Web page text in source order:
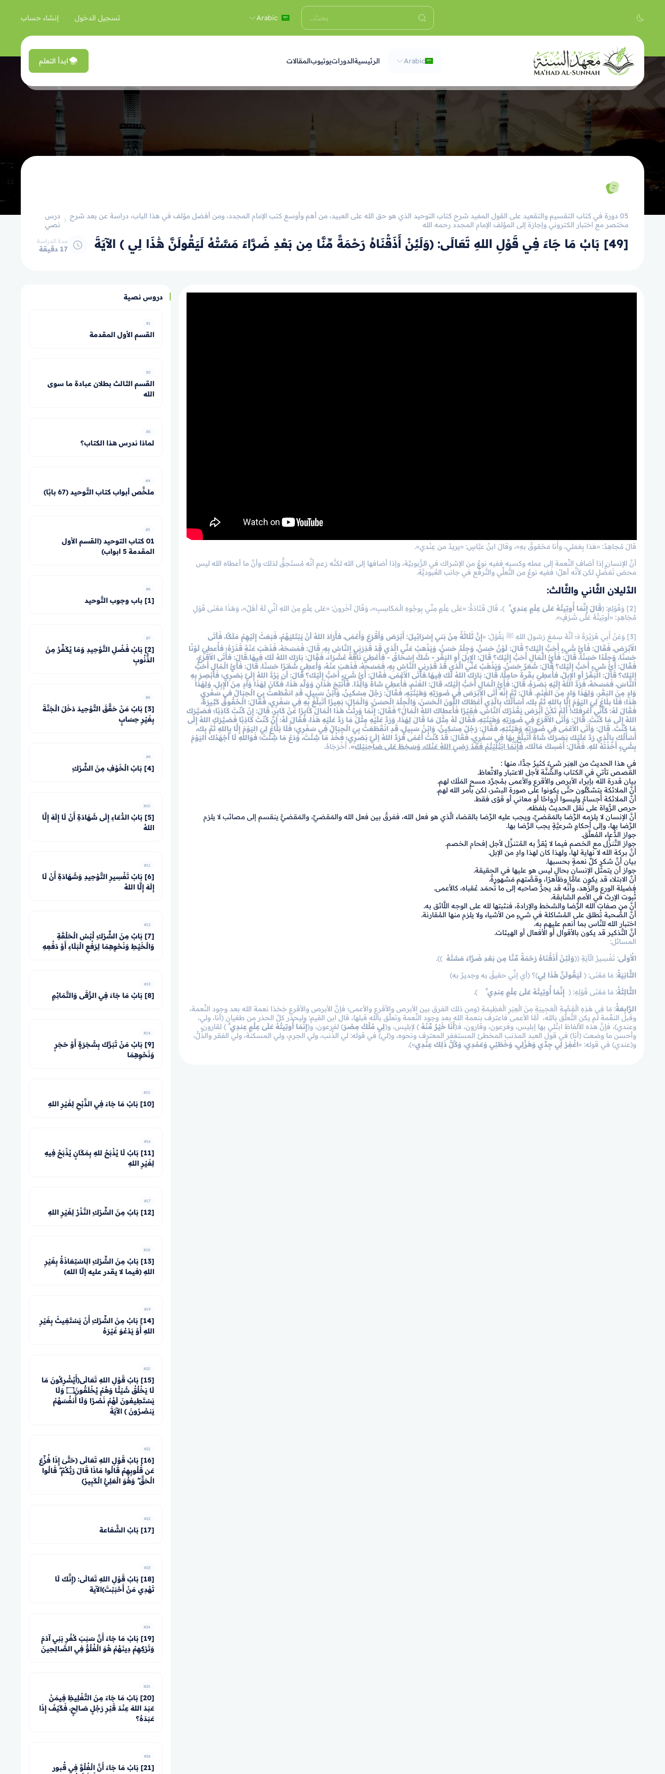
Arabic تسجيل الدخول إنشاء حساب
Arabic الرئيسيةالدوراتيوتيوبالمقالات ابدأ التعلم
05 دورة في كتاب التقسيم والتقعيد على القول المفيد شرح كتاب التوحيد الذي هو حق الله على العبيد، من أهم وأوسع كتب الإمام المجدد، ومن أفضل مؤلف في هذا الباب، دراسة عن بعد شرح
مختصر مع اختبار الكتروني وإجازة إلى المؤلف الإمام المجدد رحمه الله
درس
نصي
[49] بَابُ مَا جَاءَ فِي قَوْلِ اللهِ تَعَالَى: ﴿وَلَئِنْ أَذَقْنَاهُ رَحْمَةً مِّنَّا مِن بَعْدِ ضَرَّاءَ مَسَّتْهُ لَيَقُولَنَّ هَٰذَا لِي ﴾ الآيَةَ مدة الدراسة
17 دقيقة
قالَ مُجاهِدٌ: «هٰذا بِعَمَلي، وأَنا مَحْقوقٌ بهِ»، وقالَ ابنُ عبَّاسٍ: «يريدُ من عِنْدي».
أنَّ الإنسان إذا أضاف النِّعمة إلى عمله وكسبه ففيه نوعٌ من الإشراك في الرُّبوبيَّة، وإذا أضافها إلى الله لكنَّه زعم أنَّه مُستَحِقٌّ لذلك وأنَّ ما أعطاه الله ليس
محض تَفضُّلٍ لكن لأنَّه أهلٌ؛ ففيه نوعٌ من التَّعلِّي والتَّرفُّع في جانب العُبوديَّة.
الدَّليلان الثَّاني والثَّالث:
[2] وَقَوْلِهِ: ﴿قَالَ إِنَّمَا أُوتِيتُهُ عَلَىٰ عِلْمٍ عِندِي ۚ ﴾، قَالَ قَتَادَةُ: «عَلَى عِلْمٍ مِنِّي بِوجُوهِ الْـمَكَاسِبِ»، وَقَالَ آخَرونَ: «عَلى عِلْمٍ مِنَ اللهِ أنِّي لَهُ أهْلٌ»، وَهَذَا مَعْنَى قَوْلِ
مُجَاهِدٍ: «أُوتِيتُهُ عَلَى شَرَفٍ».
[3] وَعَنْ أَبي هُرَيْرَةَ ﭬ؛ أنَّهُ سِمَعَ رَسُولَ اللهِ ﷺ يَقُوْلُ: «
إِنَّ ثَلَاثَةً مِنْ بَني إِسْرَائِيلَ: أَبْرَصَ وَأَقْرَعَ وَأَعْمَى، فأَرَادَ اللهُ أنْ يَبْتَليَهُمْ، فَبَعَثَ إِلَيْهِمْ مَلَكًا، فَأتَى
الأَبْرَصَ، فَقَالَ: فَأيُّ شَيءٍ أَحَبُّ إِلَيْكَ؟ قَالَ: لَوْنٌ حَسَنٌ، وَجِلْدٌ حَسَنٌ، وَيَذْهبُ عَنِّي الَّذي قَدْ قَذِرَنِي النَّاسُ بِهِ، قَالَ: فَمَسَحَهُ، فَذَهَبَ عَنْهُ قَذَرُهُ؛ فأُعطيَ لَوْنًا
حَسَنًا، وَجِلْدًا حَسَنًا، قَالَ: فَأَيُّ الْـمَالِ أَحَبُّ إِلَيْكَ؟ قَالَ: الإِبِلَ أَوِ البَقَر - شَكَّ إِسْحَاقُ - فأُعْطِيَ نَاقَةً عُشَـرَاءَ، فَقَالَ: بَارَكَ اللهُ لَكَ فِيهَا.قَالَ: فأَتَى الأَقْرَعَ،
فَقَالَ: أَيُّ شيءٍ أَحَبُّ إِلَيْكَ؟ قَالَ: شَعَرٌ حَسَنٌ، وَيَذْهَبُ عَنِّي الَّذي قَدْ قَذِرنِي النَّاسُ بِهِ، فَمَسَحهُ، فَذَهبَ عنْهُ، وَأُعطِـيَ شَعْـَـرًا حَسَنًا، قَالَ: فَأيُّ الْـمَالِ أَحَبُّ
إِليْكَ؟ قَالَ: البَقَرُ أوِ الإِبِلُ، فأُعطِيَ بقَرةً حامِلًا، قَالَ: بَارَكَ اللهُ لَكَ فِيهَا.فأَتَى الأَعْمَى، فَقَالَ: أَيُّ شَيْءٍ أَحَبُّ إِلَيْكَ؟ قالَ: أن يَرُدَّ اللهُ إِلَيَّ بَصَرِي؛ فَأُبْصِرَ بِهِ
النَّاسَ، فَمَسَحَهُ، فَرَدَّ اللهُ إِلَيْهِ بَصَرَهُ، قَالَ: فَأَيُّ الْـمَالِ أَحَبُّ إِلَيْكَ، قالَ: الغَنَم، فأُعطِيَ شاةً وَالِدًا. فأُنْتِجَ هَذَانِ وَوَلَّد هَذَا، فَكَانَ لِهَذَا وَادٍ مِنَ الإِبِلِ، وَلِهَذَا
وَادٍ مِنَ البَقَرِ، وَلِهَذَا وَادٍ مِنَ الغَنَمِ. قَالَ: ثُمَّ إِنَّه أَتَى الأَبْرَصَ فِي صُورَتِهِ وَهَيْئَتِهِ، فَقَالَ: رَجُلٌ مِسْكينٌ، وَابْنُ سَبيلٍ، قَدِ انقَطَعتْ بِيَ الْحِبَالُ في سَفَريِ
هَذَا؛ فَلَا بلَاغَ لِيَ اليَوْمَ إِلَّا بِاللهِ ثُمَّ بكَ، أَسْأَلُكَ بِالَّذِي أَعْطَاكَ اللَّونَ الْـحَسَنَ، وَالْجِلْدَ الْحسَنَ، وَالْـمَالَ؛ بَعِيرًا أتَبلَّغُ بِهِ فِي سَفَرِي، فَقَالَ: الْـحُقُوقُ كَثِيرَةٌ،
فَقَالَ لَهُ: كَأَنِّي أَعْرِفُكَ! أَلَمْ تَكُنْ أبْرَصَ يَقْذَرُكَ النَّاسُ، فَقِيْرًا فَأَعطاكَ اللهُ الْـمَالَ؟ فَقَالَ: إِنَّمَا وَرِثْتُ هَذَا الْـمَالَ كَابِرًا عَنْ كَابِرٍ، قَالَ: إِنْ كُنْتَ كَاذِبًا؛ فَصَيَّرَكَ
اللهُ إِلَى مَا كُنْتَ. قَالَ: وَأَتَى الأَقْرَعَ فِي صُورَتِهِ وَهَيْئَتِهِ، فَقَالَ لَهُ مِثْلَ مَا قَالَ لِهَذَا، وَرَدَّ عَلَيْهِ مِثْلَ مَا رَدَّ عَلَيْهِ هَذَا، فَقَالَ لَهُ: إِنْ كُنْتَ كَاذِبًا فَصَيَّرَكَ اللهُ إِلَى
مَا كُنْتَ. قَالَ: وَأَتَى الأَعْمَى فِي صُورَتِهِ وَهَيْئَتِهِ، فَقَالَ: رَجُلٌ مِسْكِينٌ، وَابْنُ سَبِيلٍ، قَدِ انْقَطَعَتْ بِيَ الْحِبَالُ فِي سَفَرِي؛ فَلَا بَلَاغَ لِيَ اليَوْمَ إِلَّا بِاللهِ ثُمَّ بِكَ،
أَسْأَلُكَ بِالَّذِي رَدَّ عَلَيْكَ بَصَرَكَ شَاةً أتَبلَّغُ بِهَا فِي سَفَرِي، فَقَالَ: قَدْ كُنْتُ أَعْمَى فَرَدَّ اللهُ إلَيَّ بَصَرِي؛ فَخُذْ مَا شِئْتَ، وَدَعْ مَا شِئْتَ؛ فَوَاللهِ لَا أَجْهَدُكَ اليَوْمَ
بِشَيءٍ أَخَذْتَهُ للهِ. فَقَالَ: أَمْسِكْ مَالَكَ، فَإِنَّمَا ابْتُلِيْتُمْ فَقَدْ رَضِيَ اللهُ عَنْكَ، وَسَخِطَ عَلى صَاحِبَيْكَ». أَخْرَجَاهُ.
في هذا الحديث من العِبَر شيءٌ كثيرٌ جدًّا، منها :
القصص تأتي في الكتاب والسُّنَّة لأجل الاعتبار والاتِّعاظ.
بيان قدرة الله بإبراء الأبرص والأقرع والأعمى بمُجرَّد مسح المَلَك لهم.
أنَّ الملائكة يتشكَّلون حتَّى يكونوا على صورة البشر، لكن بأمر الله لهم.
أنَّ الملائكة أجسامٌ وليسوا أرواحًا أو معاني أو قوًى فقط.
حرص الرُّواة على نقل الحديث بلفظه.
أنَّ الإنسان لا يلزمه الرِّضا بالمَقضيِّ، ويجب عليه الرِّضا بالقضاء الَّذي هو فعل الله، ففرقٌ بين فعل الله والمَقضيِّ، والمَقضيُّ ينقسم إلى مصائب لا يلزم
الرِّضا بها، وإلى أحكامٍ شرعيَّةٍ يجب الرِّضا بها.
جواز الدُّعاء المُعلَّق.
جواز التَّنزُّل مع الخصم فيما لا يُقرُّ به المُتنزِّل لأجل إفحام الخصم.
أنَّ بركة الله لا نهاية لها، ولهذا كان لهذا وادٍ من الإبل.
بيان أنَّ شكر كلِّ نعمةٍ بحسبها.
جواز أن يتمثَّل الإنسان بحالٍ ليس هو عليها في الحقيقة.
أنَّ الابتلاء قد يكون عامًّا وظاهرًا، وقصَّتهم مَشهورةٌ.
فضيلة الورع والزُّهد، وأنَّه قد يجرُّ صاحبه إلى ما تُحمَد عُقباه، كالأعمى.
ثُبوت الإرث في الأمم السَّابقة.
أنَّ من صفات الله الرِّضا والسَّخط والإرادة، فنثبتها لله على الوجه اللَّائق به.
أنَّ الصُّحبة تُطلق على المُشاكلة في شيءٍ من الأشياء ولا يلزم منها المُقارنة.
اختبار الله للنَّاس بما أنعم عليهم به.
أنَّ التَّذكير قد يكون بالأقوال أو الأفعال أو الهيئات.
المسائل:
الأُولَى: تَفْسِيرُ الْآيَةِ (﴿وَلَئِنْ أَذَقْنَاهُ رَحْمَةً مِّنَّا مِن بَعْدِ ضَرَّاءَ مَسَّتْهُ﴾).
الثَّانِيَةُ: مَا مَعْنَى: ﴿ لَيَقُولَنَّ هَٰذَا لِي﴾؟ (أي إنِّي حقيقٌ به وجديرٌ به)
الثَّالِثَةُ: مَا مَعْنَى قَوْلِهِ: ﴿ إِنَّمَا أُوتِيتُهُ عَلَىٰ عِلْمٍ عِندِي ۚ
﴾.
الرَّابِعَةُ: مَا فِي هَذِهِ الْقِصَّةِ الْعَجِيبَةِ مِنَ الْعِبَرِ الْعَظِيمَةِ (ومن ذلك الفرق بين الأبرص والأقرع والأعمى؛ فإنَّ الأبرص والأقرع جَحَدَا نعمة الله بعد وجود النِّعمة،
وقبل النعِّمة لم يكن التَّعلُّق بالله، أمَّا الأعمى فاعترف بنعمة الله بعد وجود النِّعمة وتعلَّق بالله قبلها، قال ابن القيم: وليحذر كلَّ الحذر من طغيان (أنا، ولي،
وعندي)، فإنَّ هذه الألفاظ ابتُلي بها إبليس، وفرعون، وقارون، فـ﴿أَنَا خَيْرٌ مِّنْهُ ﴾لإبليس، و﴿لِي مُلْكُ مِصْرَ﴾ لفرعون، و﴿إِنَّمَا أُوتِيتُهُ عَلَىٰ عِلْمٍ عِندِي ۚ ﴾لقارون،
وأحسن ما وضعت (أنا) في قول العبد المذنب المخطئ المستغفر المعترف ونحوه، و(لي) في قوله: لي الذَّنب، ولي الجرم، ولي المسكنة، ولي الفقر والذُّلُّ،
و(عندي) في قوله: «اغْفِرْ لِي جِدِّي وَهَزْلِي، وَخَطَئِي وَعَمْدِي، وَكُلُّ ذَلِكَ عِنْدِي»).
دروس نصية
#1
القسم الأول المقدمة
#2
القسم الثالث بطلان عبادة ما سوى
الله
#3
لماذا ندرس هذا الكتاب؟
#4
ملخَّص أبواب كتاب التَّوحيد (67 بابًا)
#5
01 كتاب التوحيد (القسم الأول
المقدمة 5 ابواب)
#6
[1] باب وجوب التَّوحيد
#7
[2] بَابُ فَضْلِ التَّوْحِيدِ وَمَا يُكَفِّرُ مِنَ
الذُّنُوبِ
#8
[3] بَابٌ مَنْ حَقَّقَ التَّوْحِيدَ دَخَلَ الْجَنَّةَ
بِغَيْرِ حِسَابٍ
#9
[4] بَابُ الْخَوْفِ مِنَ الشِّرْكِ
#10
[5] بَابُ الدُّعَاءِ إِلَى شَهَادَةِ أَنْ لَا إِلَهَ إِلَّا
اللهُ
#11
[6] بَابُ تَفْسِيرِ التَّوْحِيدِ وَشَهَادَةِ أَنْ لَا
إِلَهَ إِلَّا اللهُ
#12
[7] بَابٌ مِنَ الشِّرْكِ لُبْسُ الْحَلْقَةِ
وَالْخَيْطِ وَنَحْوِهِمَا لِرَفْعِ الْبَلَاءِ أَوْ دَفْعِهِ
#13
[8] بَابُ مَا جَاءَ فِي الرُّقَى وَالتَّمَائِمِ
#14
[9] بَابُ مَنْ تَبَرَّكَ بِشَجَرَةٍ أَوْ حَجَرٍ
وَنَحْوِهِمَا
#15
[10] بَابُ مَا جَاءَ فِي الذَّبْحِ لِغَيْرِ اللهِ
#16
[11] بَابٌ لَا يُذْبَحُ للهِ بِمَكَانٍ يُذْبَحُ فِيهِ
لِغَيْرِ اللهِ
#17
[12] بَابٌ مِنَ الشِّرْكِ النَّذْرُ لِغَيْرِ اللهِ
#18
[13] بَابٌ مِنَ الشِّرْكِ الِاسْتِعَاذَةُ بِغَيْرِ
اللهِ (فيما لا يقدر عليه إلّا الله)
#19
[14] بَابٌ مِنَ الشِّرْكِ أَنْ يَسْتَغِيثَ بِغَيْرِ
اللهِ أَوْ يَدْعُوَ غَيْرَهُ
#20
[15] بَابُ قَوْلِ اللهِ تَعَالَى﴿أَيُشْرِكُونَ مَا
لَا يَخْلُقُ شَيْئًا وَهُمْ يُخْلَقُونَ۝ وَلَا
يَسْتَطِيعُونَ لَهُمْ نَصْرًا وَلَا أَنفُسَهُمْ
يَنصُرُونَ ﴾ الآيَةَ
#21
[16] بَابُ قَوْلِ اللهِ تَعَالَى ﴿حَتَّىٰ إِذَا فُزِّعَ
عَن قُلُوبِهِمْ قَالُوا مَاذَا قَالَ رَبُّكُمْ ۖ قَالُوا
الْحَقَّ ۖ وَهُوَ الْعَلِيُّ الْكَبِيرُ﴾
#22
[17] بَابُ الشَّفاعة
#23
[18] بَابُ قَوْلِ اللهِ تَعَالَى: ﴿إِنَّكَ لَا
تَهْدِي مَنْ أَحْبَبْتَ﴾الآية
#24
[19] بَابُ مَا جَاءَ أَنَّ سَبَبَ كُفْرِ بَنِي آدَمَ
وَتَرْكِهِمْ دِينَهُمْ هُوَ الْغُلُوُّ فِي الصَّالِحِينَ
#25
[20] بَابُ مَا جَاءَ مِنَ التَّغْلِيظِ فِيمَنْ
عَبَدَ اللهَ عِنْدَ قَبْرِ رَجُلٍ صَالِحٍ، فَكَيْفَ إِذَا
عَبَدَهُ؟
#26
[21] بَابُ مَا جَاءَ أَنَّ الْغُلُوَّ فِي قُبور